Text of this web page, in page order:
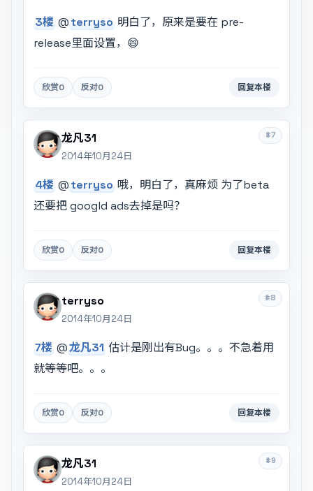
3楼 @terryso 明白了，原来是要在 pre-
release里面设置，😄
欣赏0 反对0 回复本楼
#7
龙凡31
2014年10月24日
4楼 @terryso 哦，明白了，真麻烦 为了beta
还要把 googld ads去掉是吗？
欣赏0 反对0 回复本楼
#8
terryso
2014年10月24日
7楼 @龙凡31 估计是刚出有Bug。。。不急着用
就等等吧。。。
欣赏0 反对0 回复本楼
#9
龙凡31
2014年10月24日